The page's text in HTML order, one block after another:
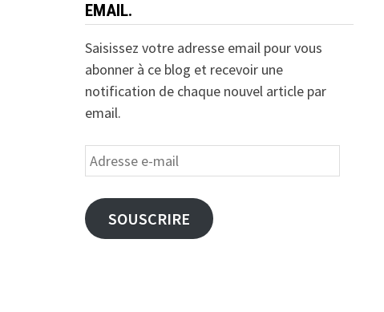
EMAIL.
Saisissez votre adresse email pour vous
abonner à ce blog et recevoir une
notification de chaque nouvel article par
email.
Adresse
e-
mail
SOUSCRIRE